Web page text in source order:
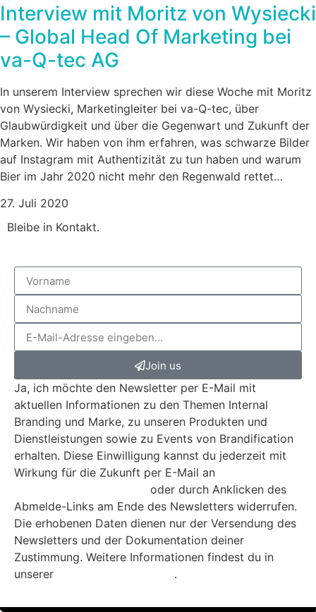
Interview mit Moritz von Wysiecki
– Global Head Of Marketing bei
va-Q-tec AG
In unserem Interview sprechen wir diese Woche mit Moritz
von Wysiecki, Marketingleiter bei va-Q-tec, über
Glaubwürdigkeit und über die Gegenwart und Zukunft der
Marken. Wir haben von ihm erfahren, was schwarze Bilder
auf Instagram mit Authentizität zu tun haben und warum
Bier im Jahr 2020 nicht mehr den Regenwald rettet…
27. Juli 2020
Bleibe in Kontakt.
Join us
Ja, ich möchte den Newsletter per E-Mail mit
aktuellen Informationen zu den Themen Internal
Branding und Marke, zu unseren Produkten und
Dienstleistungen sowie zu Events von Brandification
erhalten. Diese Einwilligung kannst du jederzeit mit
Wirkung für die Zukunft per E-Mail an
oder durch Anklicken des
Abmelde-Links am Ende des Newsletters widerrufen.
Die erhobenen Daten dienen nur der Versendung des
Newsletters und der Dokumentation deiner
Zustimmung. Weitere Informationen findest du in
unserer
.